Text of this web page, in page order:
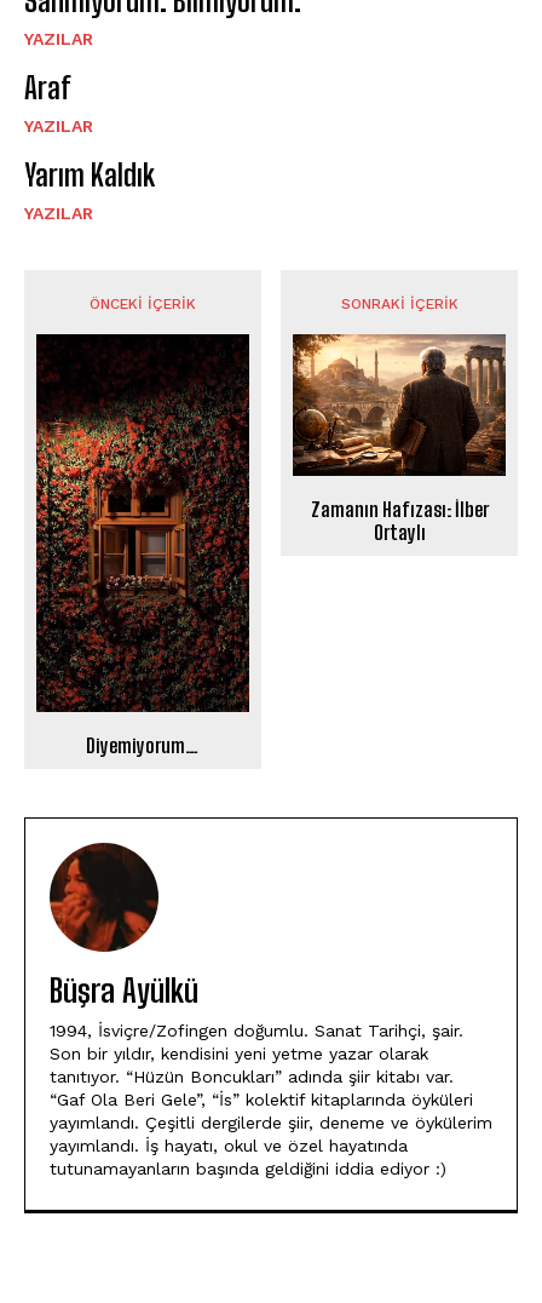
YAZILAR
Araf
YAZILAR
Yarım Kaldık
YAZILAR
ÖNCEKI İÇERIK
Diyemiyorum…
SONRAKI İÇERIK
Zamanın Hafızası: İlber
Ortaylı
Büşra Ayülkü
1994, İsviçre/Zofingen doğumlu. Sanat Tarihçi, şair.
Son bir yıldır, kendisini yeni yetme yazar olarak
tanıtıyor. “Hüzün Boncukları” adında şiir kitabı var.
“Gaf Ola Beri Gele”, “İs” kolektif kitaplarında öyküleri
yayımlandı. Çeşitli dergilerde şiir, deneme ve öykülerim
yayımlandı. İş hayatı, okul ve özel hayatında
tutunamayanların başında geldiğini iddia ediyor :)